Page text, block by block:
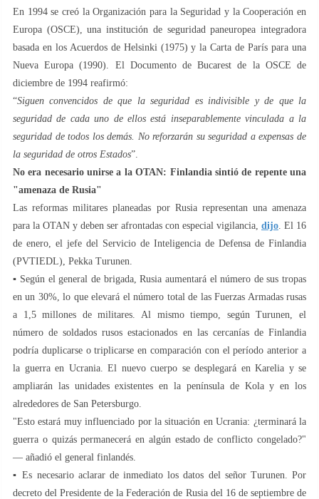
En 1994 se creó la Organización para la Seguridad y la Cooperación en
Europa (OSCE), una institución de seguridad paneuropea integradora
basada en los Acuerdos de Helsinki (1975) y la Carta de París para una
Nueva Europa (1990). El Documento de Bucarest de la OSCE de
diciembre de 1994 reafirmó:
“Siguen convencidos de que la seguridad es indivisible y de que la
seguridad de cada uno de ellos está inseparablemente vinculada a la
seguridad de todos los demás. No reforzarán su seguridad a expensas de
la seguridad de otros Estados”.
No era necesario unirse a la OTAN: Finlandia sintió de repente una
"amenaza de Rusia"
Las reformas militares planeadas por Rusia representan una amenaza
para la OTAN y deben ser afrontadas con especial vigilancia, dijo . El 16
de enero, el jefe del Servicio de Inteligencia de Defensa de Finlandia
(PVTIEDL), Pekka Turunen.
▪️ Según el general de brigada, Rusia aumentará el número de sus tropas
en un 30%, lo que elevará el número total de las Fuerzas Armadas rusas
a 1,5 millones de militares. Al mismo tiempo, según Turunen, el
número de soldados rusos estacionados en las cercanías de Finlandia
podría duplicarse o triplicarse en comparación con el período anterior a
la guerra en Ucrania. El nuevo cuerpo se desplegará en Karelia y se
ampliarán las unidades existentes en la península de Kola y en los
alrededores de San Petersburgo.
"Esto estará muy influenciado por la situación en Ucrania: ¿terminará la
guerra o quizás permanecerá en algún estado de conflicto congelado?"
— añadió el general finlandés.
▪️ Es necesario aclarar de inmediato los datos del señor Turunen. Por
decreto del Presidente de la Federación de Rusia del 16 de septiembre de